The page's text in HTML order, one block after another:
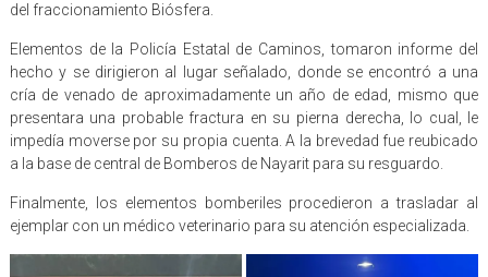
del fraccionamiento Biósfera.
Elementos de la Policía Estatal de Caminos, tomaron informe del
hecho y se dirigieron al lugar señalado, donde se encontró a una
cría de venado de aproximadamente un año de edad, mismo que
presentara una probable fractura en su pierna derecha, lo cual, le
impedía moverse por su propia cuenta. A la brevedad fue reubicado
a la base de central de Bomberos de Nayarit para su resguardo.
Finalmente, los elementos bomberiles procedieron a trasladar al
ejemplar con un médico veterinario para su atención especializada.